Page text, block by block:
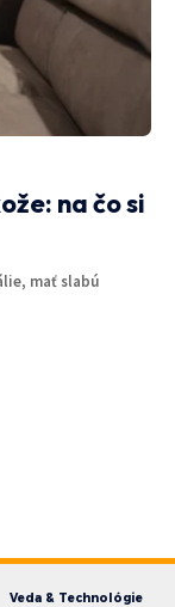
na čo si
mať slabú
Veda & Technológie